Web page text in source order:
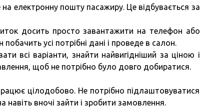
електронну пошту пасажиру. Це відбувається за
досить просто завантажити на телефон або
усі потрібні дані і проведе в салон.
всі варіанти, знайти найвигідніший за ціною і
щоб не потрібно було довго добиратися.
цілодобово. Не потрібно підлаштовуватися
навіть вночі зайти і зробити замовлення.